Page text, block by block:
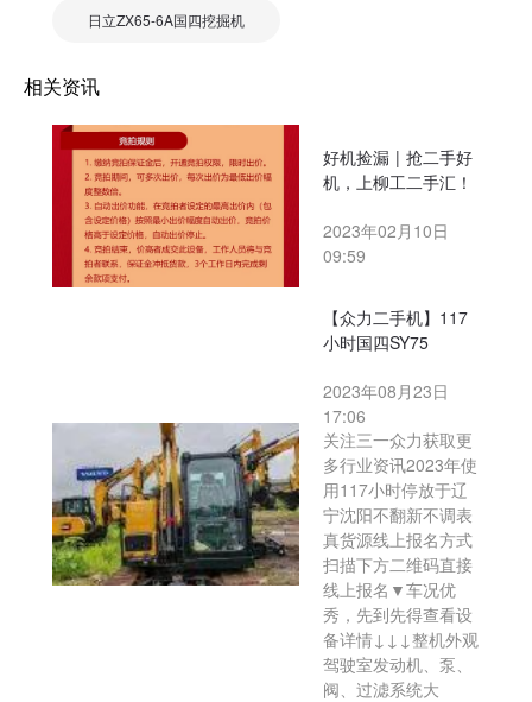
日立ZX65-6A国四挖掘机
相关资讯
好机捡漏 | 抢二手好
机，上柳工二手汇！
2023年02月10日
09:59
【众力二手机】117
小时国四SY75
2023年08月23日
17:06
关注三一众力获取更
多行业资讯2023年使
用117小时停放于辽
宁沈阳不翻新不调表
真货源线上报名方式
扫描下方二维码直接
线上报名▼车况优
秀，先到先得查看设
备详情↓↓↓整机外观
驾驶室发动机、泵、
阀、过滤系统大